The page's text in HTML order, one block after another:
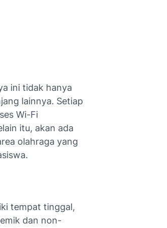
ini tidak hanya
lainnya. Setiap
Wi-Fi
itu, akan ada
olahraga yang
tempat tinggal,
dan non-